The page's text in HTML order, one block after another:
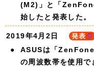
(M2)」と「
始したと発表した。
2019年4月2日 発表
ASUSは「
の周波数帯を使用で